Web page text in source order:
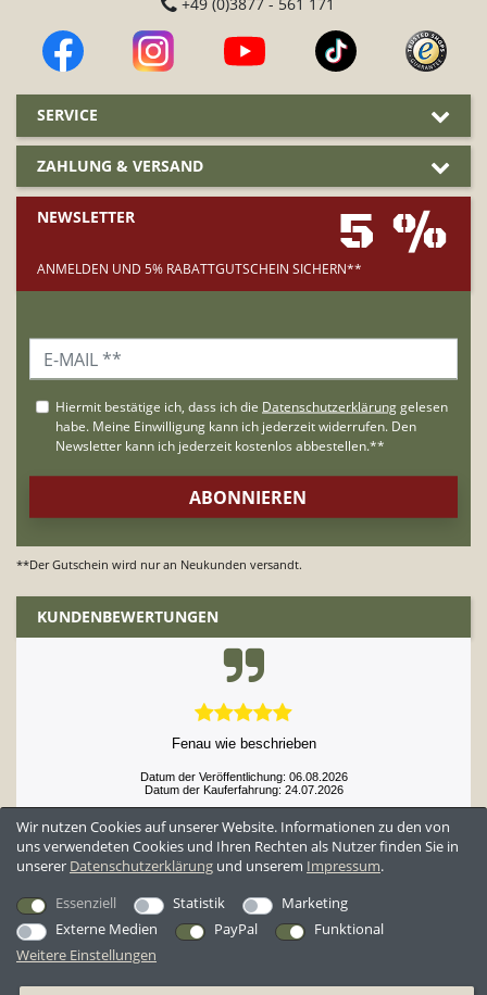
SERVICE
ZAHLUNG & VERSAND
NEWSLETTER 5 %
ANMELDEN UND 5% RABATTGUTSCHEIN SICHERN**
**Der Gutschein wird nur an Neukunden versandt.
KUNDENBEWERTUNGEN
Fenau wie beschrieben
Datum der Veröffentlichung: 06.08.2026
Datum der Kauferfahrung: 24.07.2026
Wir nutzen Cookies auf unserer Website. Informationen zu den von
uns verwendeten Cookies und Ihren Rechten als Nutzer finden Sie in
unserer Daten­schutz­erklärung und unserem Impressum.
Essenziell
Statistik
Marketing
Externe Medien
PayPal
Funktional
Weitere Einstellungen